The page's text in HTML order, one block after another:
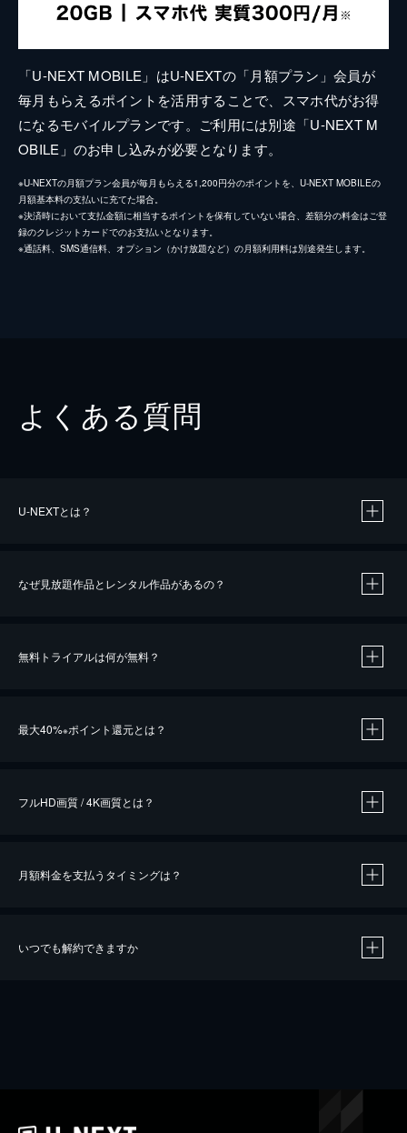
「U-NEXT MOBILE」はU-NEXTの「月額プラン」会員が
毎月もらえるポイントを活用することで、スマホ代がお得
になるモバイルプランです。ご利用には別途「U-NEXT M
OBILE」のお申し込みが必要となります。
※U-NEXTの月額プラン会員が毎月もらえる1,200円分のポイントを、U-NEXT MOBILEの
月額基本料の支払いに充てた場合。
※決済時において支払金額に相当するポイントを保有していない場合、差額分の料金はご登
録のクレジットカードでのお支払いとなります。
※通話料、SMS通信料、オプション（かけ放題など）の月額利用料は別途発生します。
よくある質問
U-NEXTとは？
なぜ見放題作品とレンタル作品があるの？
無料トライアルは何が無料？
最大40%※ポイント還元とは？
※40％ポイント還元の対象は、クレジットカード決済による作品の購入 / レンタルです。
iOSアプリのUコイン決済による作品の購入 / レンタルは、20％のポイント還元です。
フルHD画質 / 4K画質とは？
月額料金を支払うタイミングは？
いつでも解約できますか